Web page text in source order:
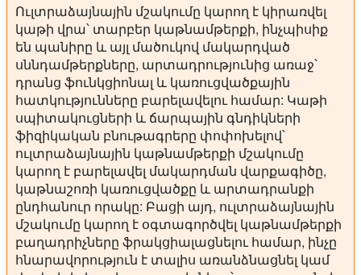
Ուլտրաձայնային մշակումը կարող է կիրառվել
կաթի վրա՝ տարբեր կաթնամթերքի, ինչպիսիք
են պանիրը և այլ մածուկով մակարդված
սննդամթերքները, արտադրությունից առաջ՝
դրանց ֆունկցիոնալ և կառուցվածքային
հատկությունները բարելավելու համար: Կաթի
սպիտակուցների և ճարպային գնդիկների
ֆիզիկական բնութագրերը փոփոխելով՝
ուլտրաձայնային կաթնամթերքի մշակումը
կարող է բարելավել մակարդման վարքագիծը,
կաթնաշոռի կառուցվածքը և արտադրանքի
ընդհանուր որակը: Բացի այդ, ուլտրաձայնային
մշակումը կարող է օգտագործվել կաթնամթերքի
բաղադրիչները ֆրակցիալացնելու համար, ինչը
հնարավորություն է տալիս առանձնացնել կամ